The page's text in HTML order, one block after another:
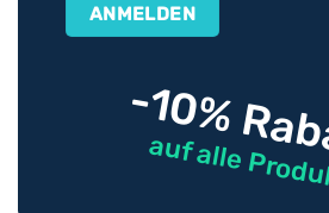
-10%
auf alle